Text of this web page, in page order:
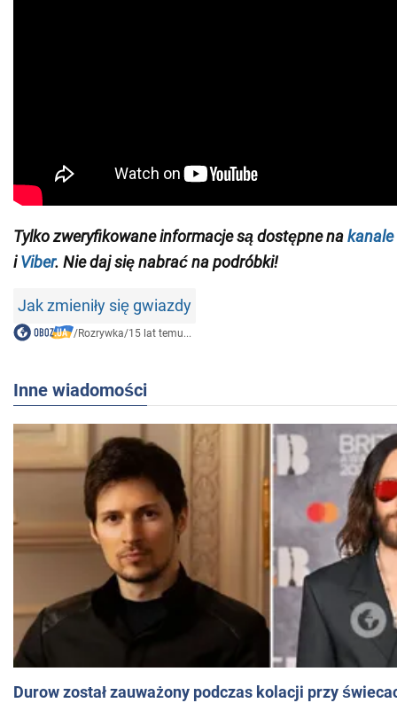
Tylko zweryfikowane informacje są dostępne nakanale
iViber. Nie daj się nabrać na podróbki!
Jak zmieniły się gwiazdy
/Rozrywka/15 lat temu...
Inne wiadomości
Durow został zauważony podczas kolacji przy